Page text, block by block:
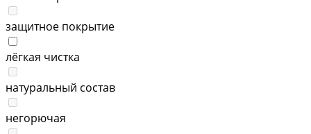
защитное покрытие
лёгкая чистка
натуральный состав
негорючая